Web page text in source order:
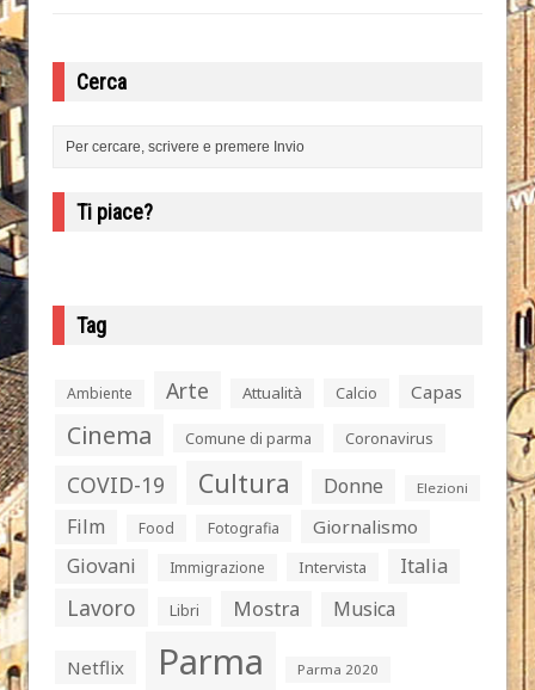
Cerca
Ti piace?
Tag
Ambiente Arte Attualità Calcio Capas
Cinema Comune di parma Coronavirus
COVID-19 Cultura Donne Elezioni
Film Food Fotografia Giornalismo
Giovani Immigrazione Intervista Italia
Lavoro Libri Mostra Musica
Netflix Parma Parma 2020